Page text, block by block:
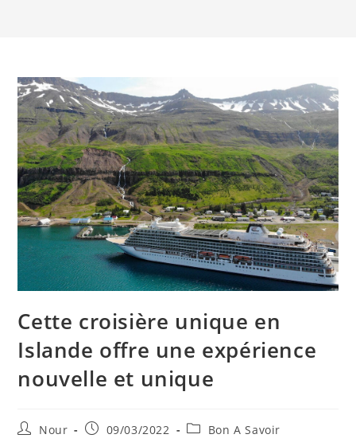
Cette croisière unique en
Islande offre une expérience
nouvelle et unique
Auteur/autrice
Nour
Publication
09/03/2022
PostBon A Savoir